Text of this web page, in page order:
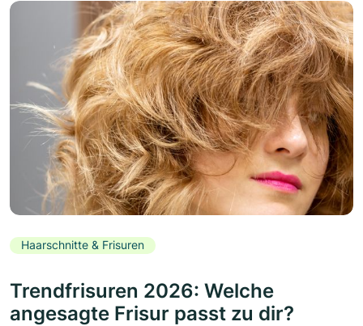
Haarschnitte & Frisuren
Trendfrisuren 2026: Welche
angesagte Frisur passt zu dir?